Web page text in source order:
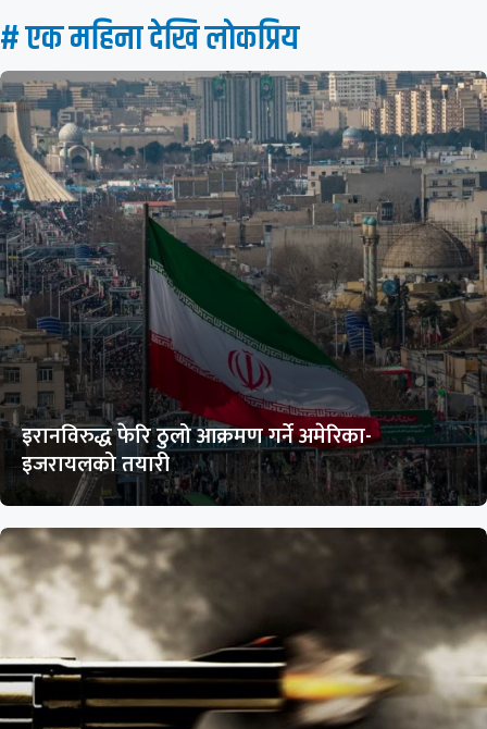
# एक महिना देखि लाेकप्रिय
इरानविरुद्ध फेरि ठुलो आक्रमण गर्ने अमेरिका-
इजरायलको तयारी